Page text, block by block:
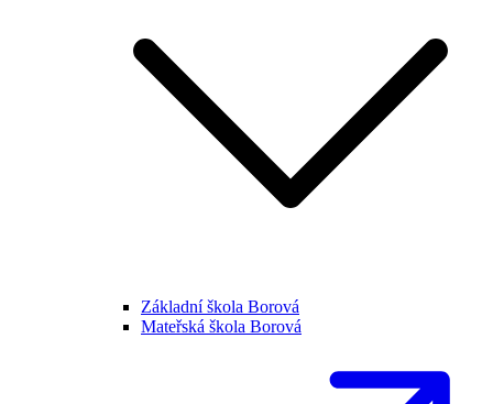
Základní škola Borová
Mateřská škola Borová